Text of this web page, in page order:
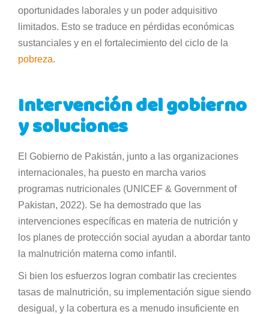
oportunidades laborales y un poder adquisitivo
limitados. Esto se traduce en pérdidas económicas
sustanciales y en el fortalecimiento del ciclo de la
pobreza.
Intervención del gobierno
y soluciones
El Gobierno de Pakistán, junto a las organizaciones
internacionales, ha puesto en marcha varios
programas nutricionales (UNICEF & Government of
Pakistan, 2022). Se ha demostrado que las
intervenciones específicas en materia de nutrición y
los planes de protección social ayudan a abordar tanto
la malnutrición materna como infantil.
Si bien los esfuerzos logran combatir las crecientes
tasas de malnutrición, su implementación sigue siendo
desigual, y la cobertura es a menudo insuficiente en